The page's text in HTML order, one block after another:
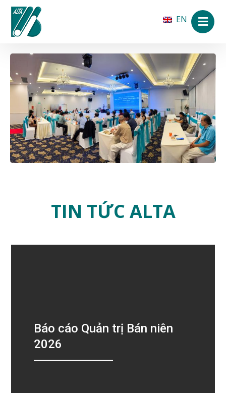
EN
TIN TỨC ALTA
Báo cáo Quản trị Bán niên
2026